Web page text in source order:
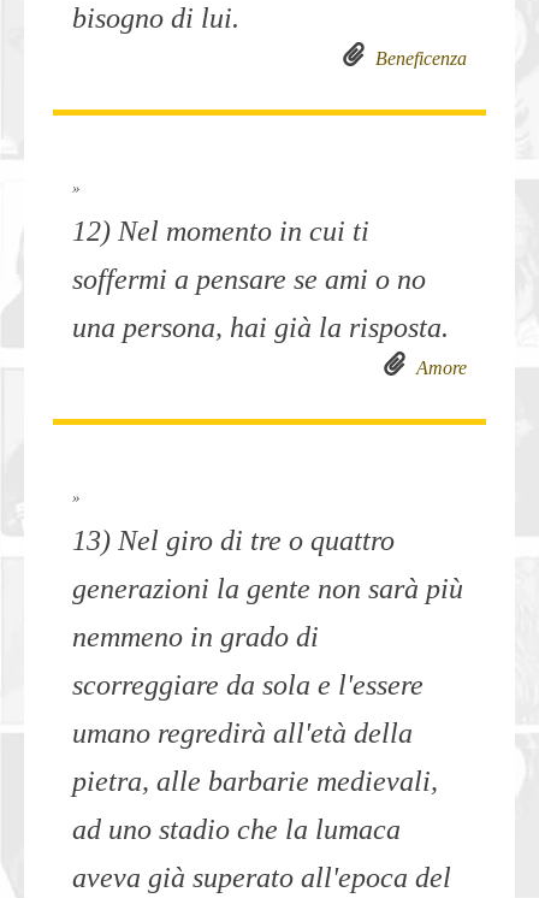
bisogno di lui.
Beneficenza
»
12) Nel momento in cui ti
soffermi a pensare se ami o no
una persona, hai già la risposta.
Amore
»
13) Nel giro di tre o quattro
generazioni la gente non sarà più
nemmeno in grado di
scorreggiare da sola e l'essere
umano regredirà all'età della
pietra, alle barbarie medievali,
ad uno stadio che la lumaca
aveva già superato all'epoca del